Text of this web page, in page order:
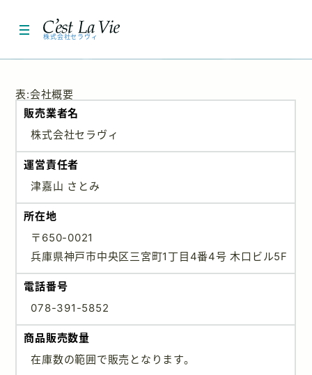
株式会社セラヴィ
お問い合わせ
特定商取引に関する表記
表:会社概要
販売業者名
株式会社セラヴィ
運営責任者
津嘉山 さとみ
所在地
〒650-0021
兵庫県神戸市中央区三宮町1丁目4番4号 木口ビル5F
電話番号
078-391-5852
商品販売数量
在庫数の範囲で販売となります。